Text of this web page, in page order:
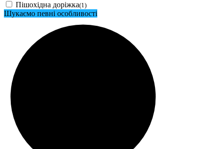
Пішохідна доріжка(1)
Шукаємо певні особливості